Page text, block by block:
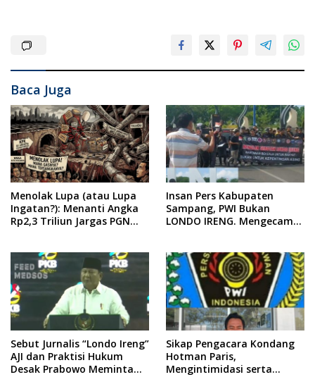
Baca Juga
Menolak Lupa (atau Lupa
Ingatan?): Menanti Angka
Rp2,3 Triliun Jargas PGN
Insan Pers Kabupaten
Sampang, PWI Bukan
LONDO IRENG. Mengecam
Republik Indonesia
Sebut Jurnalis “Londo Ireng”
AJI dan Praktisi Hukum
Desak Prabowo Meminta
Sikap Pengacara Kondang
Hotman Paris,
Mengintimidasi serta